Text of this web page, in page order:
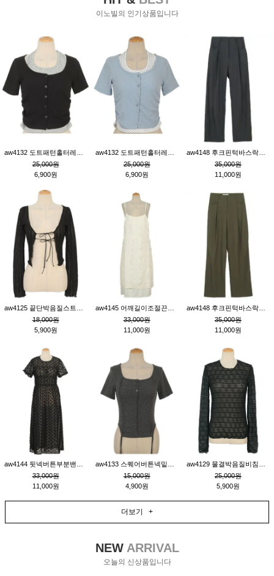
이노빌의 인기상품입니다
25,000원
6,900원
25,000원
6,900원
35,000원
11,000원
18,000원
5,900원
33,000원
11,000원
35,000원
11,000원
33,000원
11,000원
15,000원
4,900원
25,000원
5,900원
더보기 +
NEWARRIVAL
오늘의 신상품입니다